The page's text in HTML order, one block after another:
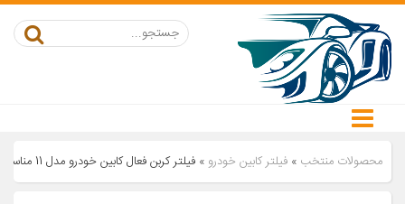
محصولات منتخب » فیلتر کابین خودرو » فیلتر کربن فعال کابین خودرو مدل 11 مناسب برای تیبا